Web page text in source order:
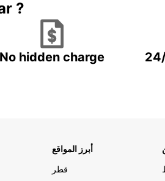
?
No hidden charge
أبرز المواقع
قطر